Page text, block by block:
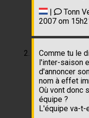
|
Tonn
2007 om
Comme tu le
l'inter-saison
d'annoncer
nom à effet
Où vont donc
équipe ?
L'équipe va-t-